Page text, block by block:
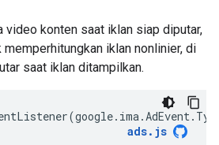
video konten saat iklan siap diputar,
iklan nonlinier, di
saat iklan ditampilkan.
(google. ima.AdEvent.
ads. js